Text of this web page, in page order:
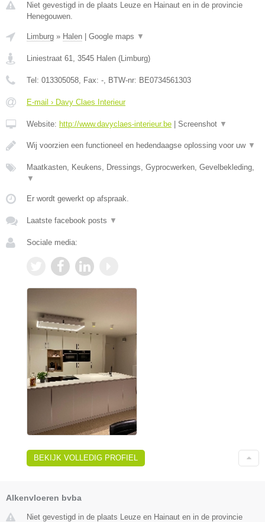
Niet gevestigd in de plaats Leuze en Hainaut en in de provincie
Henegouwen.
Limburg » Halen Google maps ▼
Liniestraat 61, 3545 Halen (Limburg)
Tel: 013305058, Fax: -, BTW-nr: BE0734561303
E-mail › Davy Claes Interieur
Website: http://www.davyclaes-interieur.be Screenshot ▼
Wij voorzien een functioneel en hedendaagse oplossing voor uw ▼
Maatkasten, Keukens, Dressings, Gyprocwerken, Gevelbekleding,
▼
Er wordt gewerkt op afspraak.
Laatste facebook posts ▼
Sociale media:
BEKIJK VOLLEDIG PROFIEL
Alkenvloeren bvba
Niet gevestigd in de plaats Leuze en Hainaut en in de provincie